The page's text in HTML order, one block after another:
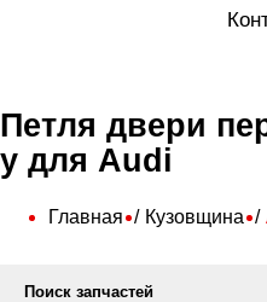
Петля двери
у для Audi
Главная Кузовщина
Поиск запчастей